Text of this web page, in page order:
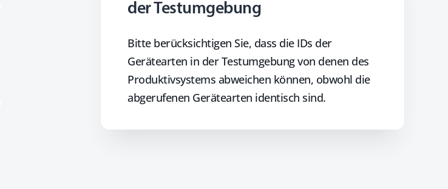
der Testumgebung
Bitte berücksichtigen Sie, dass die IDs der
Gerätearten in der Testumgebung von denen des
Produktivsystems abweichen können, obwohl die
abgerufenen Gerätearten identisch sind.